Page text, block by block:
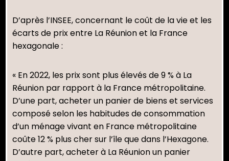
D’après l’INSEE, concernant le coût de la vie et les
écarts de prix entre La Réunion et la France
hexagonale :
« En 2022, les prix sont plus élevés de 9 % à La
Réunion par rapport à la France métropolitaine.
D’une part, acheter un panier de biens et services
composé selon les habitudes de consommation
d’un ménage vivant en France métropolitaine
coûte 12 % plus cher sur l’île que dans l’Hexagone.
D’autre part, acheter à La Réunion un panier